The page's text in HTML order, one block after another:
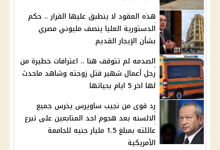
هذه العقود لا ينطبق عليها القرار .. حكم
الدستورية العليا ينصف مليوني مصري
بشأن الإيجار القديم
الصدمه لم تتوقف هنا .. اعترافات خطيرة من
رجل أعمال شهير قتل زوجته وشاهد ماحدث
لها اخر 5 ايام بحياتها
رد قوى من نجيب ساويرس يخرس جميع
الالسنه بعد هجوم احد المتابعين على تبرع
عائلته بمبلغ 1.5 مليار جنيه للجامعة
الأمريكية